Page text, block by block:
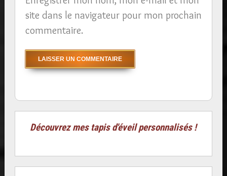
site dans le navigateur pour mon prochain
commentaire.
Découvrez mes tapis d'éveil personnalisés !